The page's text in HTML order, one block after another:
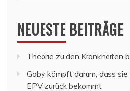
NEUESTE BEITRÄGE
Theorie zu den Krankheiten
Gaby kämpft darum, dass
EPV zurück bekommt